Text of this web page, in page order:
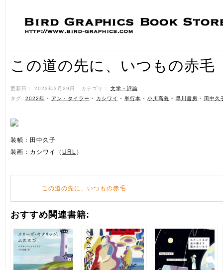
この道の先に、いつもの赤毛
更新日： 2022年3月29日 ˑ カテゴリ： 文学・評論 ˑ
タグ: 2022年 • アン・タイラー • カシワイ • 単行本 • 小川高義 • 早川書房 • 田中久
装幀：田中久子
装画：カシワイ（ URL ）
この道の先に、いつもの赤毛
おすすめ関連書籍: